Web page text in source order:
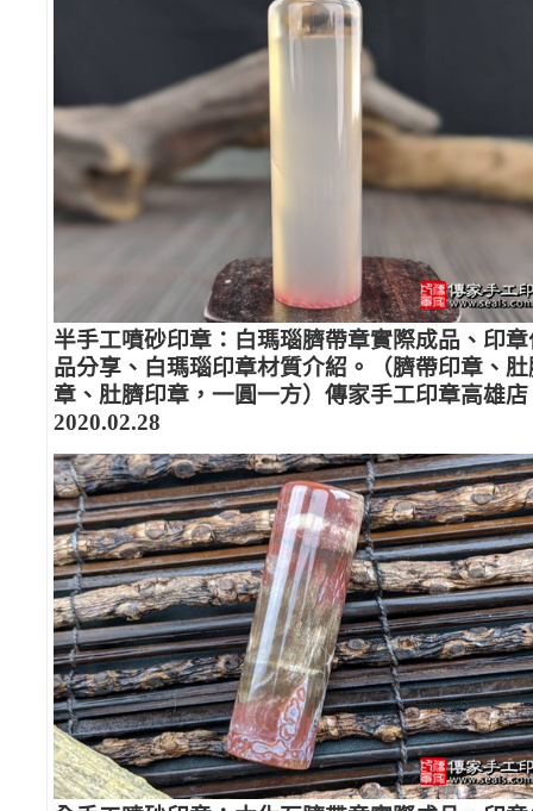
半手工噴砂印章：白瑪瑙臍帶章實際成品、印章
品分享、白瑪瑙印章材質介紹。（臍帶印章、肚
章、肚臍印章，一圓一方）傳家手工印章高雄店
2020.02.28